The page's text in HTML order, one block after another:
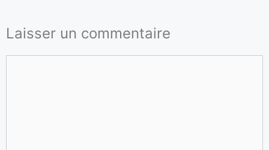
Laisser un commentaire